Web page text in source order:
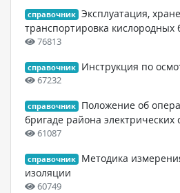
справочник Эксплуатация,
транспортировка кислородных
76813
справочник Инструкция по
67232
справочник
Положение об
бригаде района электрических
61087
справочник
Методика
изоляции
60749